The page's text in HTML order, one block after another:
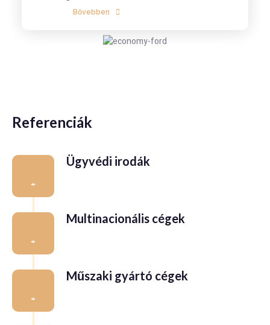
Bővebben
Referenciák
Ügyvédi irodák
Multinacionális cégek
Műszaki gyártó cégek